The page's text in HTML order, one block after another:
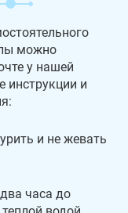
можно
у нашей
инструкции и
и не жевать
часа до